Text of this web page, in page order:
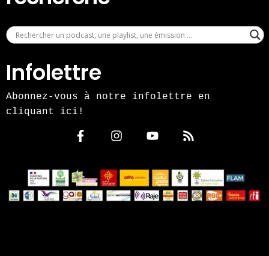
Infolettre
Abonnez-vous à notre infolettre en
cliquant ici!